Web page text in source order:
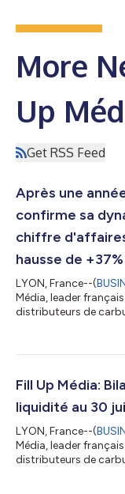
More
Up
Get RSS Feed
Après une
confirme sa
chiffre d'affaires
hausse de
LYON, France--(
Média, leader
distributeurs de
Président Directeur
de Fill Up Média à
nouvelle étape de s...
Fill Up Média:
liquidité au 30
LYON, France--(
Média, leader
distributeurs de